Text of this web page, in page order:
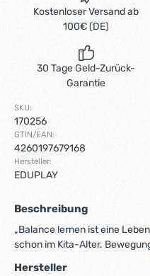
Kostenloser Versand ab
100€ (DE)
30 Tage Geld-Zurück-
Garantie
SKU:
170256
GTIN/EAN:
4260197679168
Hersteller:
EDUPLAY
Beschreibung
„Balance lernen ist eine
schon im Kita-Alter.
Hersteller